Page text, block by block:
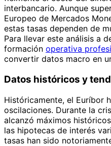
interbancario. Aunque
Europeo de Mercados
estas tasas dependen de
Para llevar este análisis a
formación operativa
convertir datos macro en
Datos históricos y
Históricamente, el Euríbor
oscilaciones. Durante la
alcanzó máximos
las hipotecas de interés
tasas han sido